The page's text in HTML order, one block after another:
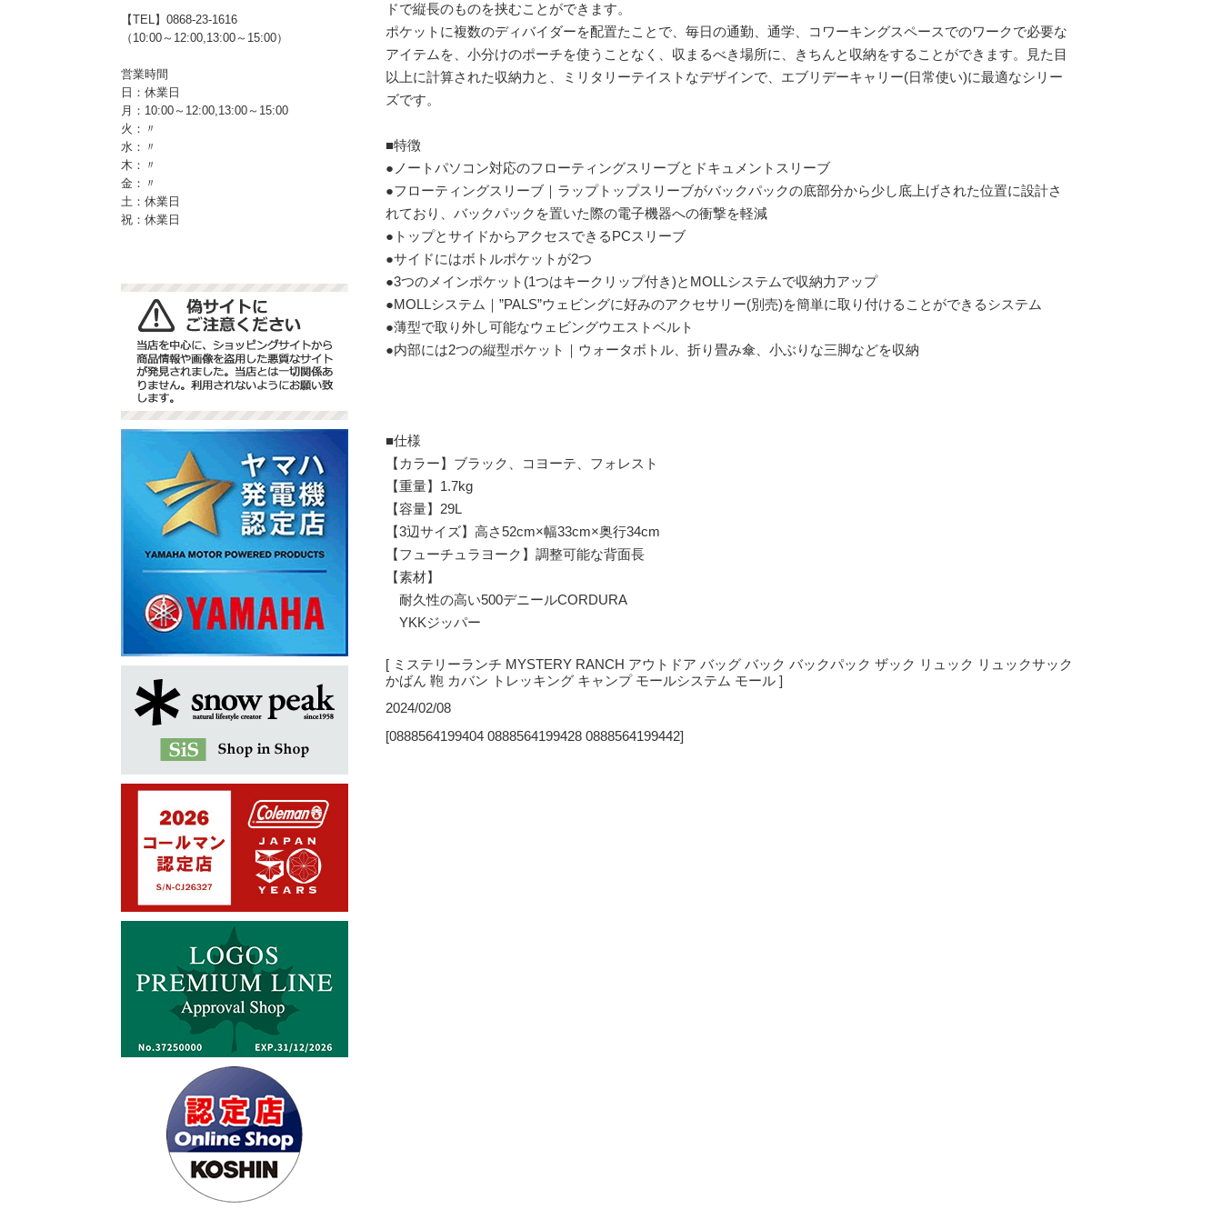
【TEL】0868-23-1616
（10:00～12:00,13:00～15:00）
営業時間
日：休業日
月：10:00～12:00,13:00～15:00
火：〃
水：〃
木：〃
金：〃
土：休業日
祝：休業日
ドで縦長のものを挟むことができます。
ポケットに複数のディバイダーを配置たことで、毎日の通勤、通学、コワーキングスペースでのワークで必要な
アイテムを、小分けのポーチを使うことなく、収まるべき場所に、きちんと収納をすることができます。見た目
以上に計算された収納力と、ミリタリーテイストなデザインで、エブリデーキャリー(日常使い)に最適なシリー
ズです。
■特徴
●ノートパソコン対応のフローティングスリーブとドキュメントスリーブ
●フローティングスリーブ｜ラップトップスリーブがバックパックの底部分から少し底上げされた位置に設計さ
れており、バックパックを置いた際の電子機器への衝撃を軽減
●トップとサイドからアクセスできるPCスリーブ
●サイドにはボトルポケットが2つ
●3つのメインポケット(1つはキークリップ付き)とMOLLシステムで収納力アップ
●MOLLシステム｜”PALS”ウェビングに好みのアクセサリー(別売)を簡単に取り付けることができるシステム
●薄型で取り外し可能なウェビングウエストベルト
●内部には2つの縦型ポケット｜ウォータボトル、折り畳み傘、小ぶりな三脚などを収納
■仕様
【カラー】ブラック、コヨーテ、フォレスト
【重量】1.7kg
【容量】29L
【3辺サイズ】高さ52cm×幅33cm×奥行34cm
【フューチュラヨーク】調整可能な背面長
【素材】
耐久性の高い500デニールCORDURA
YKKジッパー
[ ミステリーランチ MYSTERY RANCH アウトドア バッグ バック バックパック ザック リュック リュックサック
かばん 鞄 カバン トレッキング キャンプ モールシステム モール ]
2024/02/08
[0888564199404 0888564199428 0888564199442]